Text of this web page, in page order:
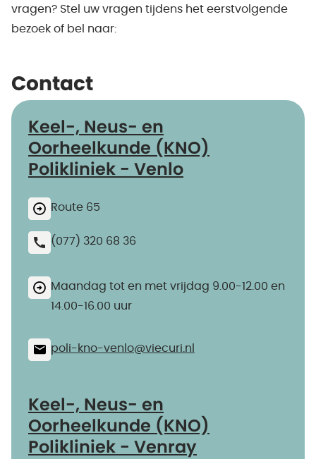
vragen? Stel uw vragen tijdens het eerstvolgende
bezoek of bel naar:
Contact
Keel-, Neus- en
Oorheelkunde (KNO)
Polikliniek - Venlo
Route 65
(077) 320 68 36
Maandag tot en met vrijdag 9.00-12.00 en
14.00-16.00 uur
poli-kno-venlo@​viecuri.nl
Keel-, Neus- en
Oorheelkunde (KNO)
Polikliniek - Venray